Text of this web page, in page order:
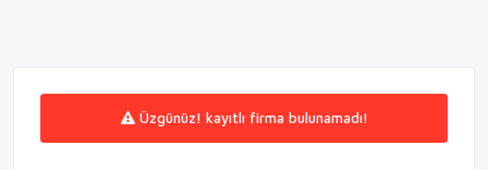
Üzgünüz! kayıtlı firma bulunamadı!